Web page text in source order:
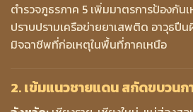
ตำรวจภูธรภาค 5 เพิ่มมาตรการป้องกั
ปราบปรามเครือข่ายยาเสพติด อาวุธปื
มิจฉาชีพที่ก่อเหตุในพื้นที่ภาคเหนือ
2. เข้มแนวชายแดน สกัดขบวนก